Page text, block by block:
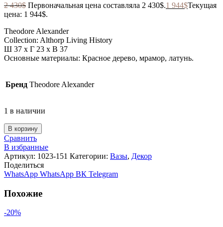
2 430$ Первоначальная цена составляла 2 430$.1 944$Текущая
цена: 1 944$.
Theodore Alexander
Collection: Althorp Living History
Ш 37 x Г 23 x В 37
Основные материалы: Красное дерево, мрамор, латунь.
Бренд Theodore Alexander
1 в наличии
В корзину
Сравнить
В избранные
Артикул: 1023-151 Категории: Вазы, Декор
Поделиться
WhatsApp WhatsApp ВК Telegram
Похожие
-20%